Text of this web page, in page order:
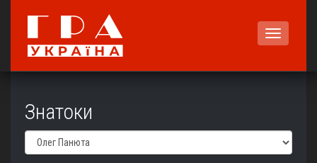
Меню
Знатоки